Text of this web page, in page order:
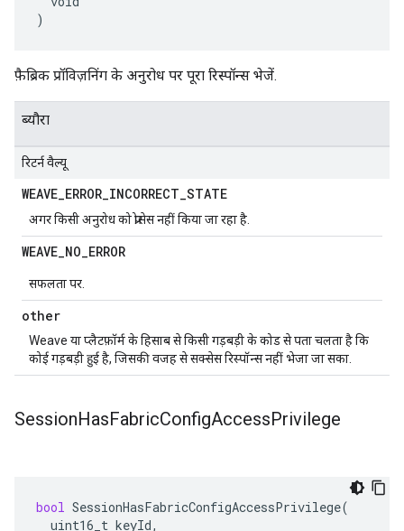
)
फ़ैब्रिक प्रॉविज़निंग के अनुरोध पर पूरा रिस्पॉन्स भेजें.
ब्यौरा
रिटर्न वैल्यू
WEAVE_ERROR_INCORRECT_STATE
अगर किसी अनुरोध को प्रोसेस नहीं किया जा रहा है.
WEAVE_NO_ERROR
सफलता पर.
other
Weave या प्लैटफ़ॉर्म के हिसाब से किसी गड़बड़ी के कोड से पता चलता है कि
कोई गड़बड़ी हुई है, जिसकी वजह से सक्सेस रिस्पॉन्स नहीं भेजा जा सका.
SessionHasFabricConfigAccessPrivilege
bool SessionHasFabricConfigAccessPrivilege(
uint16_t keyId,